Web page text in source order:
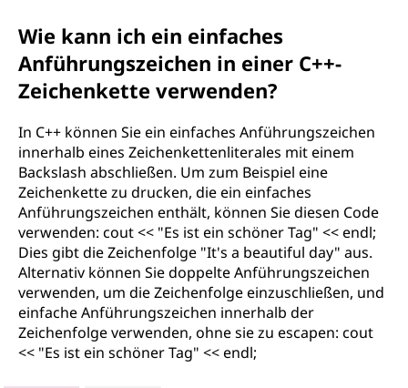
Wie kann ich ein einfaches
Anführungszeichen in einer C++-
Zeichenkette verwenden?
In C++ können Sie ein einfaches Anführungszeichen
innerhalb eines Zeichenkettenliterales mit einem
Backslash abschließen. Um zum Beispiel eine
Zeichenkette zu drucken, die ein einfaches
Anführungszeichen enthält, können Sie diesen Code
verwenden: cout << "Es ist ein schöner Tag" << endl;
Dies gibt die Zeichenfolge "It's a beautiful day" aus.
Alternativ können Sie doppelte Anführungszeichen
verwenden, um die Zeichenfolge einzuschließen, und
einfache Anführungszeichen innerhalb der
Zeichenfolge verwenden, ohne sie zu escapen: cout
<< "Es ist ein schöner Tag" << endl;